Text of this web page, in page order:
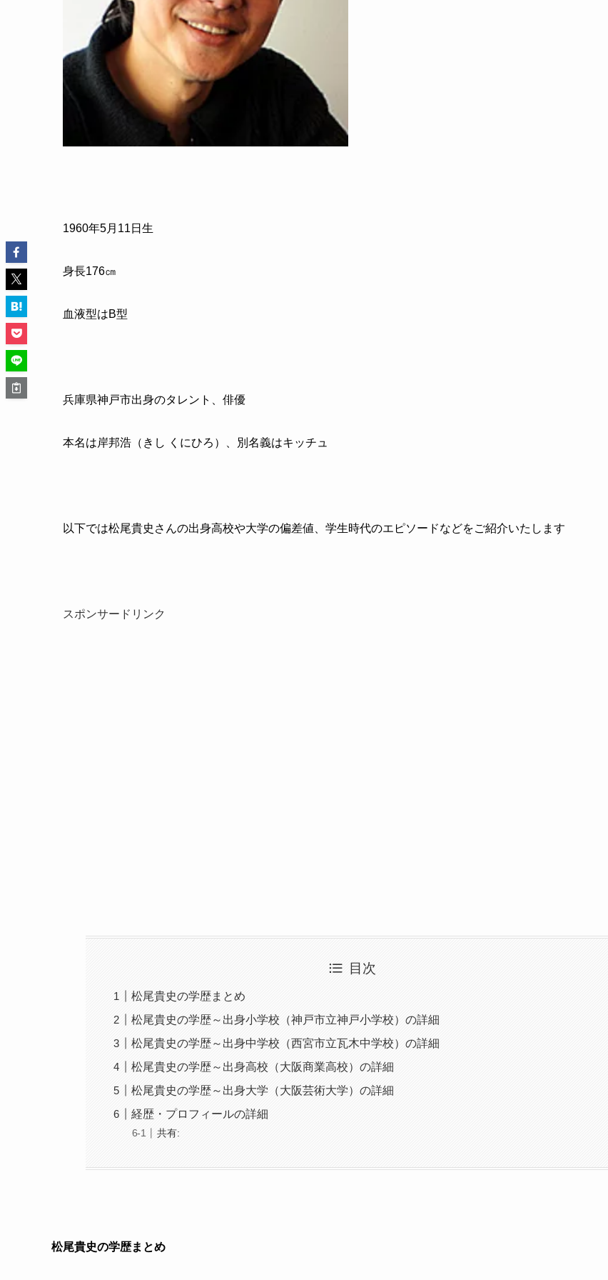
1960年5月 11 日生
身長176㎝
血液型はB型
兵庫県神戸市出身のタレント、俳優
本名は岸邦浩（きし くにひろ）、別名義はキッチュ
以下では松尾貴史さんの出身高校や大学の偏差値、学生時代のエピソードなどをご紹介いたします
スポンサードリンク
目次
松尾貴史の学歴まとめ
松尾貴史の学歴～出身小学校（神戸市立神戸小学校）の詳細
松尾貴史の学歴～出身中学校（西宮市立瓦木中学校）の詳細
松尾貴史の学歴～出身高校（大阪商業高校）の詳細
松尾貴史の学歴～出身大学（大阪芸術大学）の詳細
経歴・プロフィールの詳細
共有:
松尾貴史の学歴まとめ